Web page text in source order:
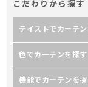
こだわりから探す
テイストでカーテ
色でカーテンを探す
機能でカーテンを